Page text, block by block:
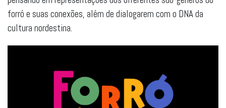
forró e suas conexões, além de dialogarem com o DNA da
cultura nordestina.